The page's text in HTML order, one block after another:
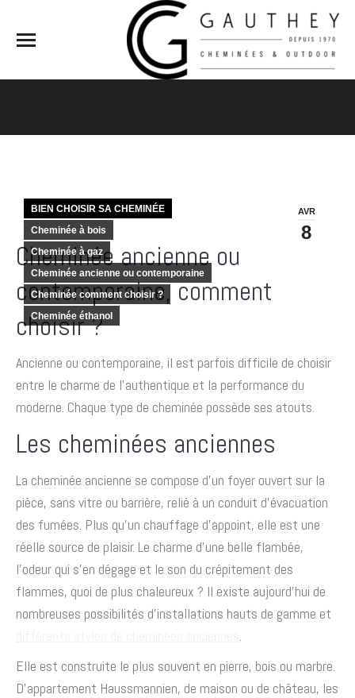
AVR
8
BIEN CHOISIR SA CHEMINÉE
Cheminée à bois
Cheminée à gaz
Cheminée ancienne ou contemporaine
Cheminée comment choisir ?
Cheminée éthanol
Cheminée ancienne ou
contemporaine, comment
choisir ?
Ancienne ou contemporaine, il est parfois difficile de choisir
entre le charme de l’authentique et la performance du
moderne. Chaque type de cheminée possède ses atouts.
Les cheminées anciennes
La cheminée ancienne se compose d’un foyer ouvert sur la
pièce, sans vitre ou barrière, relié à un conduit d’évacuation
des fumées. Plus qu’un chauffage d’appoint, elle est une
réelle source de plaisir. Le charme d’une belle flambée,
l’odeur qui s’en dégage et le son du crépitement des
flammes, quoi de plus chaleureux ? Il existe aujourd’hui de
nombreuses possibilités d’installations hauts de gamme et
.
Elle est construite le plus souvent en pierre, bois ou marbre.
D’appartement Haussmannien, de maison ou de château, les